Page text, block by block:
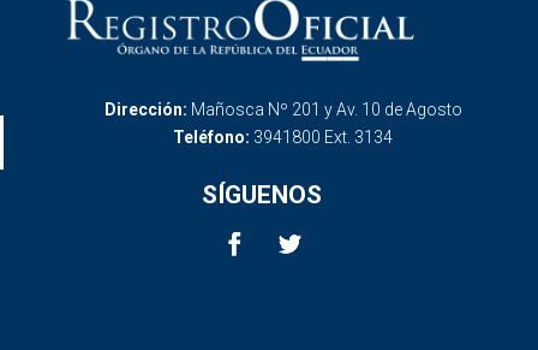
Dirección: Mañosca Nº 201 y Av. 10 de Agosto
Teléfono: 3941800 Ext. 3134
SÍGUENOS